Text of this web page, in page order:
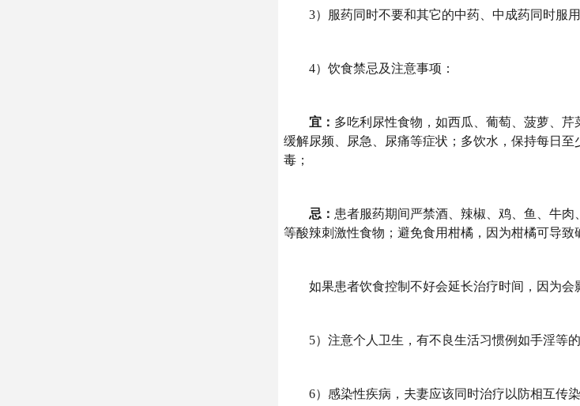
3）服药同时不要和其它的中药、中成药同时服用
4）饮食禁忌及注意事项：
宜： 多吃利尿性食物，如西瓜、葡萄、菠萝、
缓解尿频、尿急、尿痛等症状；多饮水，保持每日至
毒；
忌： 患者服药期间严禁酒、辣椒、鸡、鱼、牛
等酸辣刺激性食物；避免食用柑橘，因为柑橘可导致
如果患者饮食控制不好会延长治疗时间，因为会
5）注意个人卫生，有不良生活习惯例如手淫等的
6）感染性疾病，夫妻应该同时治疗以防相互传染